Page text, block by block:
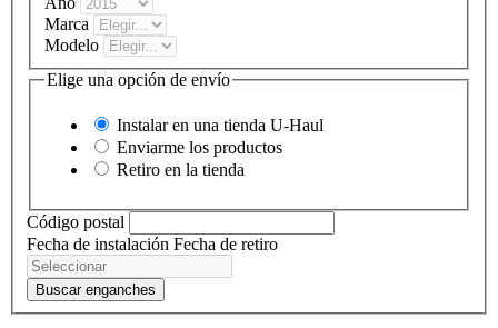
Marca
Modelo
Elige una opción de envío
Instalar en una tienda U-Haul
Enviarme los productos
Retiro en la tienda
Código postal
Fecha de instalación Fecha de retiro
Buscar enganches